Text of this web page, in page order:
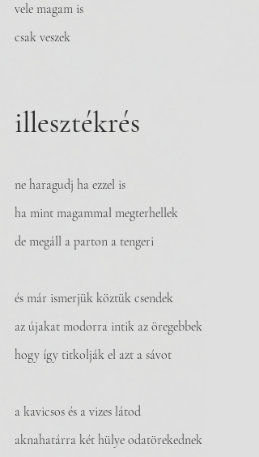
vele magam is
csak veszek
illesztékrés
ne haragudj ha ezzel is
ha mint magammal megterhellek
de megáll a parton a tengeri
és már ismerjük köztük csendek
az újakat modorra intik az öregebbek
hogy így titkolják el azt a sávot
a kavicsos és a vizes látod
aknahatárra két hülye odatörekednek